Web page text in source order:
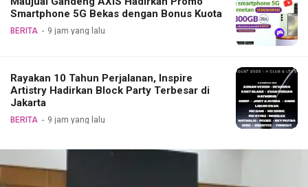
Smartphone 5G Bekas dengan Bonus Kuota
BERITA 9 jam yang lalu
Rayakan 10 Tahun Perjalanan, Inspire
Artistry Hadirkan Block Party Terbesar di
Jakarta
BERITA 9 jam yang lalu